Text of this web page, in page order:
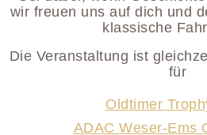
wir freuen uns auf dich und
klassische
Die Veranstaltung ist
für
Oldtimer
ADAC Weser-Ems